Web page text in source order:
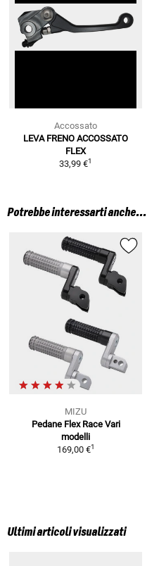
Accossato
LEVA FRENO ACCOSSATO
FLEX
33,99 €1
Potrebbe interessarti anche...
MIZU
Pedane Flex Race Vari
modelli
169,00 €1
Ultimi articoli visualizzati